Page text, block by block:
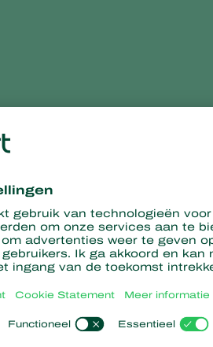
duurzame verpakking
recycleerbare koelbox voor het
van het bedrijf: 'Afvalvrij
insecten en micro-organismen
koelbox is speciaal ontworpen
producten bij aankomst.
vervoer van levende insecten en
naar
materialen en is 100%
het in het eerdere ontwerp
die dit in de praktijk